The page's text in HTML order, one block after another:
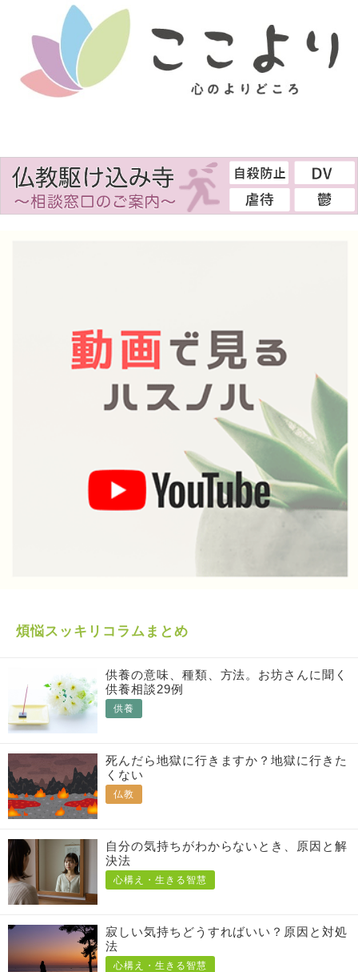
煩悩スッキリコラムまとめ
供養の意味、種類、方法。お坊さんに聞く
供養相談29例
供養
死んだら地獄に行きますか？地獄に行きた
くない
仏教
自分の気持ちがわからないとき、原因と解
決法
心構え・生きる智慧
寂しい気持ちどうすればいい？原因と対処
法
心構え・生きる智慧